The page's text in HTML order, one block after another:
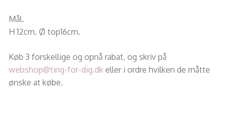
Mål.
H 12cm. Ø top16cm.
Køb 3 forskellige og opnå rabat, og skriv på
webshop@ting-for-dig.dkeller i ordre hvilken de måtte
ønske at købe.